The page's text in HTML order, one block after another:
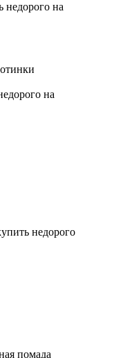
недорого на
на
недорого
помада